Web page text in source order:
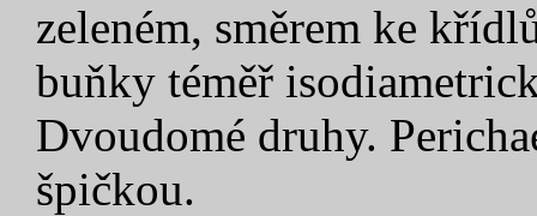
zeleném, směrem ke
buňky téměř
Dvoudomé druhy.
špičkou.